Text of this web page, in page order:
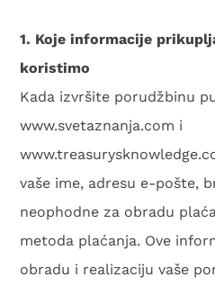
1. Koje informacije
koristimo
Kada izvršite porudžbinu
www.svetaznanja.com i
vaše ime, adresu e-pošte,
neophodne za obradu
metoda plaćanja. Ove
obradu i realizaciju vaše